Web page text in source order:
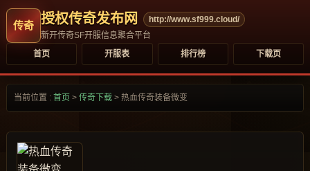
授权传奇发布网
http://www.sf999.cloud/
新开传奇SF开服信息聚合平台
首页
开服表 排行榜 下载页
当前位置 : 首页 > 传奇下载 > 热血传奇装备微变